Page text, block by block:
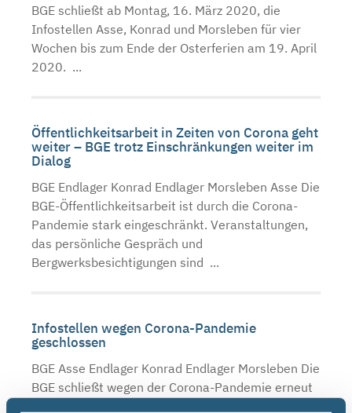
BGE schließt ab Montag, 16. März 2020, die
Infostellen Asse, Konrad und Morsleben für vier
Wochen bis zum Ende der Osterferien am 19. April
2020. ...
Öffentlichkeitsarbeit in Zeiten von Corona geht
weiter – BGE trotz Einschränkungen weiter im
Dialog
BGE Endlager Konrad Endlager Morsleben Asse Die
BGE-Öffentlichkeitsarbeit ist durch die Corona-
Pandemie stark eingeschränkt. Veranstaltungen,
das persönliche Gespräch und
Bergwerksbesichtigungen sind ...
Infostellen wegen Corona-Pandemie
geschlossen
BGE Asse Endlager Konrad Endlager Morsleben Die
BGE schließt wegen der Corona-Pandemie erneut